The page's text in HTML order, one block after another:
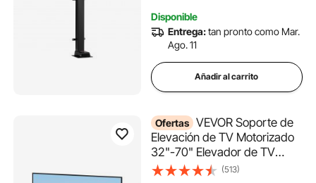
Disponible
Entrega:tan pronto como Mar.
Ago. 11
Añadir al carrito
Ofertas VEVOR Soporte de
Elevación de TV Motorizado
32"-70" Elevador de TV
Motorizado Acero al Carbono
(513)